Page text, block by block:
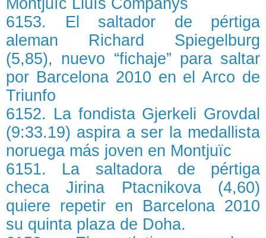
6153. El saltador de pértiga
aleman Richard Spiegelburg
(5,85), nuevo “fichaje” para saltar
por Barcelona 2010 en el Arco de
Triunfo
6152. La fondista Gjerkeli Grovdal
(9:33.19) aspira a ser la medallista
noruega más joven en Montjuïc
6151. La saltadora de pértiga
checa Jirina Ptacnikova (4,60)
quiere repetir en Barcelona 2010
su quinta plaza de Doha.